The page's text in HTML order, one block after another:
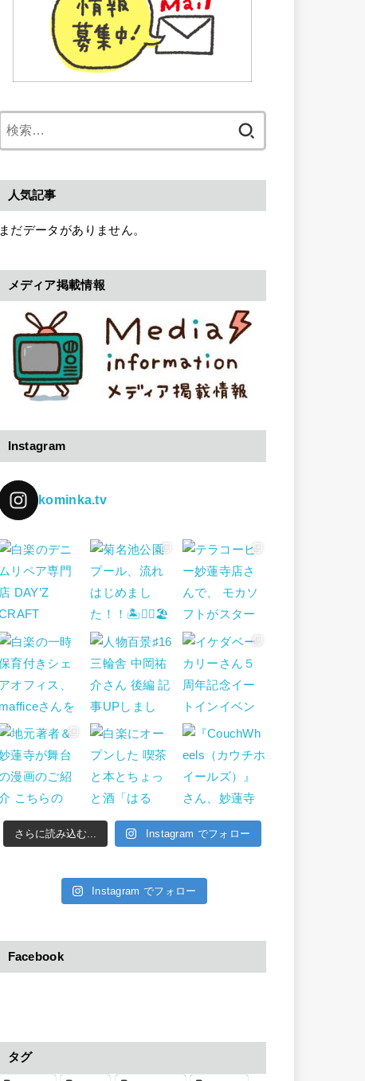
人気記事
まだデータがありません。
メディア掲載情報
Instagram
kominka.tv
さらに読み込む... Instagram でフォロー
Instagram でフォロー
Facebook
タグ